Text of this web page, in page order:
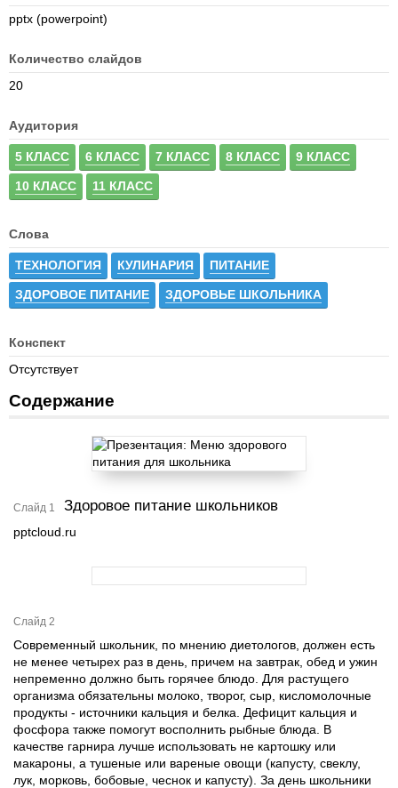
pptx (powerpoint)
Количество слайдов
20
Аудитория
5 КЛАСС 6 КЛАСС 7 КЛАСС 8 КЛАСС 9 КЛАСС
10 КЛАСС 11 КЛАСС
Слова
ТЕХНОЛОГИЯ КУЛИНАРИЯ ПИТАНИЕ
ЗДОРОВОЕ ПИТАНИЕ ЗДОРОВЬЕ ШКОЛЬНИКА
Конспект
Отсутствует
Содержание
Слайд 1 Здоровое питание школьников
pptcloud.ru
Слайд 2
Современный школьник, по мнению диетологов, должен есть
не менее четырех раз в день, причем на завтрак, обед и ужин
непременно должно быть горячее блюдо. Для растущего
организма обязательны молоко, творог, сыр, кисломолочные
продукты - источники кальция и белка. Дефицит кальция и
фосфора также помогут восполнить рыбные блюда. В
качестве гарнира лучше использовать не картошку или
макароны, а тушеные или вареные овощи (капусту, свеклу,
лук, морковь, бобовые, чеснок и капусту). За день школьники